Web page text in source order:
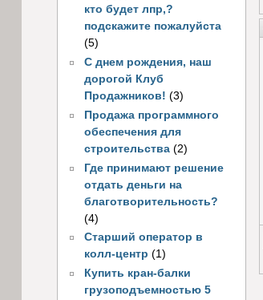
кто будет лпр,?
подскажите пожалуйста
(5)
С днем рождения, наш
дорогой Клуб
Продажников! (3)
Продажа программного
обеспечения для
строительства (2)
Где принимают решение
отдать деньги на
благотворительность?
(4)
Старший оператор в
колл-центр (1)
Купить кран-балки
грузоподъемностью 5